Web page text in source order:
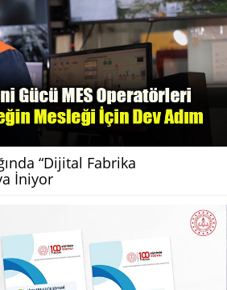
“Dijital Fabrika
İniyor